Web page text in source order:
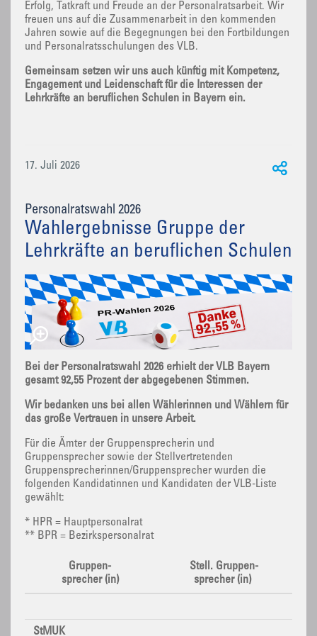
Erfolg, Tatkraft und Freude an der Personalratsarbeit. Wir
freuen uns auf die Zusammenarbeit in den kommenden
Jahren sowie auf die Begegnungen bei den Fortbildungen
und Personalratsschulungen des VLB.
Gemeinsam setzen wir uns auch künftig mit Kompetenz,
Engagement und Leidenschaft für die Interessen der
Lehrkräfte an beruflichen Schulen in Bayern ein.
17. Juli 2026
Personalratswahl 2026
Wahlergebnisse Gruppe der
Lehrkräfte an beruflichen Schulen
Bei der Personalratswahl 2026 erhielt der VLB Bayern
gesamt 92,55 Prozent der abgegebenen Stimmen.
Wir bedanken uns bei allen Wählerinnen und Wählern für
das große Vertrauen in unsere Arbeit.
Für die Ämter der Gruppensprecherin und
Gruppensprecher sowie der Stellvertretenden
Gruppensprecherinnen/Gruppensprecher wurden die
folgenden Kandidatinnen und Kandidaten der VLB-Liste
gewählt:
* HPR = Hauptpersonalrat
** BPR = Bezirkspersonalrat
Gruppen-
sprecher (in)
Stell. Gruppen-
sprecher (in)
StMUK